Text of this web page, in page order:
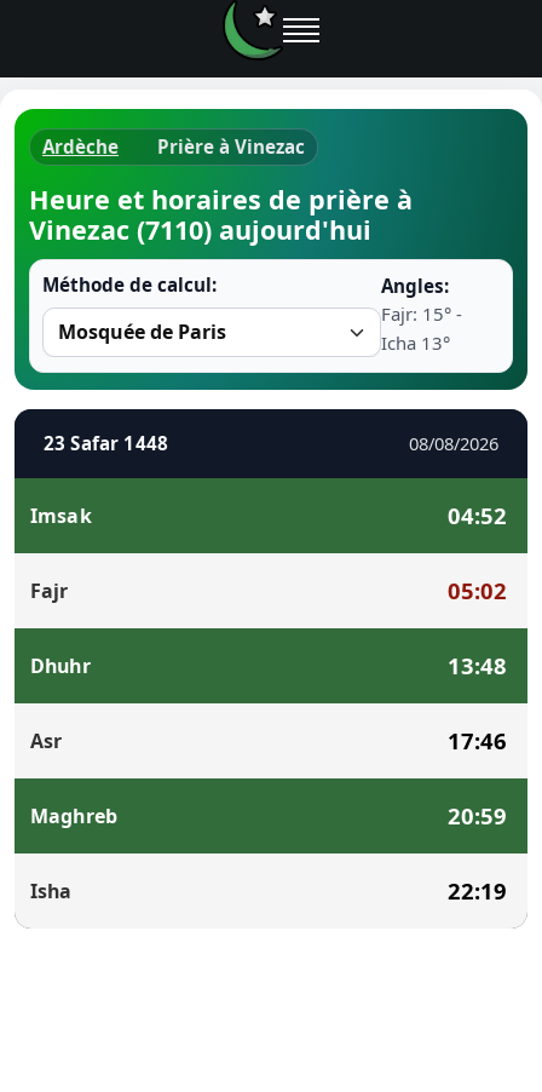
Ramadan
Comment
Ardèche Prière à Vinezac
Heure et horaires de prière à
Vinezac (7110) aujourd'hui
Méthode de calcul:
Angles:
Fajr: 15° -
Icha 13°
23 Safar 1448 08/08/2026
Imsak 04:52
Fajr 05:02
Dhuhr 13:48
Asr 17:46
Maghreb 20:59
Isha 22:19